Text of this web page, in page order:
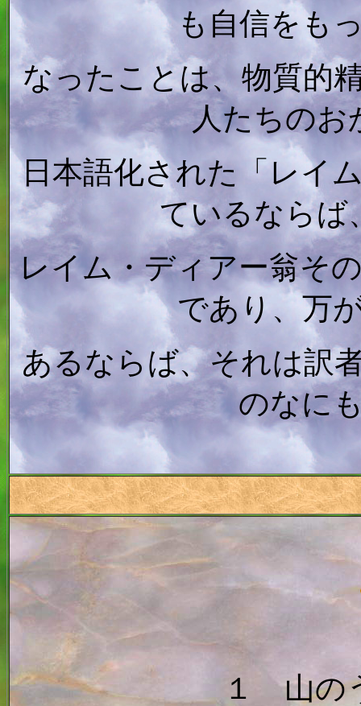
も自信をも
なったことは、物質的
人たちのお
日本語化された「レイ
ているならば
レイム・ディアー翁そ
であり、万
あるならば、それは訳
のなに
１ 山の